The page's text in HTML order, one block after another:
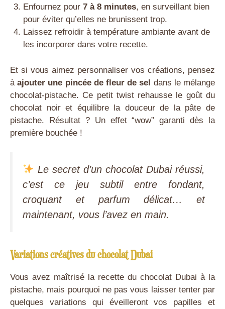
Enfournez pour 7 à 8 minutes, en surveillant bien
pour éviter qu’elles ne brunissent trop.
Laissez refroidir à température ambiante avant de
les incorporer dans votre recette.
Et si vous aimez personnaliser vos créations, pensez
àajouter une pincée de fleur de sel dans le mélange
chocolat-pistache. Ce petit twist rehausse le goût du
chocolat noir et équilibre la douceur de la pâte de
pistache. Résultat ? Un effet “wow” garanti dès la
première bouchée !
Le secret d’un chocolat Dubai réussi,
c’est ce jeu subtil entre fondant,
croquant et parfum délicat… et
maintenant, vous l’avez en main.
Variations créatives du chocolat Dubai
Vous avez maîtrisé la recette du chocolat Dubai à la
pistache, mais pourquoi ne pas vous laisser tenter par
quelques variations qui éveilleront vos papilles et